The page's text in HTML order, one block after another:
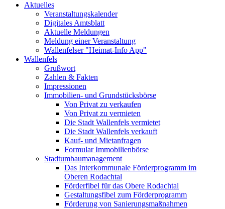
Aktuelles
Veranstaltungskalender
Digitales Amtsblatt
Aktuelle Meldungen
Meldung einer Veranstaltung
Wallenfelser "Heimat-Info App"
Wallenfels
Grußwort
Zahlen & Fakten
Impressionen
Immobilien- und Grundstücksbörse
Von Privat zu verkaufen
Von Privat zu vermieten
Die Stadt Wallenfels vermietet
Die Stadt Wallenfels verkauft
Kauf- und Mietanfragen
Formular Immobilienbörse
Stadtumbaumanagement
Das Interkommunale Förderprogramm im
Oberen Rodachtal
Förderfibel für das Obere Rodachtal
Gestaltungsfibel zum Förderprogramm
Förderung von Sanierungsmaßnahmen